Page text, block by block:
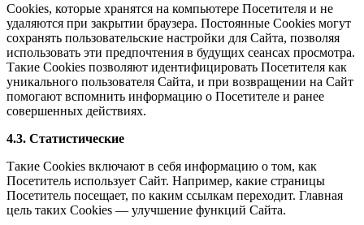
Сookies, которые хранятся на компьютере Посетителя и не
удаляются при закрытии браузера. Постоянные Сookies могут
сохранять пользовательские настройки для Сайта, позволяя
использовать эти предпочтения в будущих сеансах просмотра.
Такие Cookies позволяют идентифицировать Посетителя как
уникального пользователя Сайта, и при возвращении на Сайт
помогают вспомнить информацию о Посетителе и ранее
совершенных действиях.
4.3. Статистические
Такие Cookies включают в себя информацию о том, как
Посетитель использует Сайт. Например, какие страницы
Посетитель посещает, по каким ссылкам переходит. Главная
цель таких Cookies — улучшение функций Сайта.